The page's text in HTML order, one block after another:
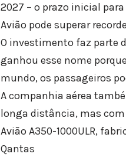
2027 – o prazo inicial
Avião pode superar
O investimento faz parte
ganhou esse nome
mundo, os passageiros
A companhia aérea
longa distância, mas
Avião A350-1000ULR,
Qantas